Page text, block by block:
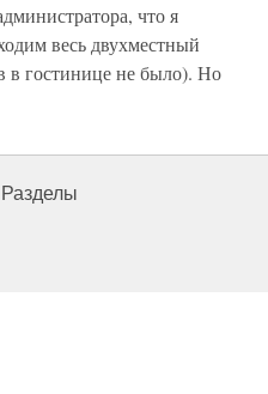
что я
весь двухместный
в гостинице не было). Но
Разделы